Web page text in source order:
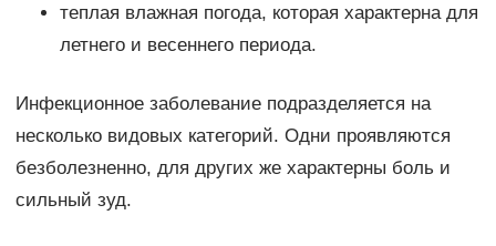
теплая влажная погода, которая характерна для
летнего и весеннего периода.
Инфекционное заболевание подразделяется на
несколько видовых категорий. Одни проявляются
безболезненно, для других же характерны боль и
сильный зуд.